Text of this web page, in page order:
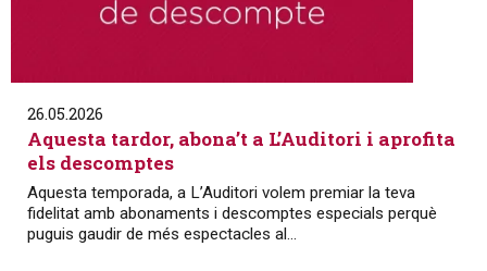
26.05.2026
Aquesta tardor, abona’t a L’Auditori i aprofita
els descomptes
Aquesta temporada, a L’Auditori volem premiar la teva
fidelitat amb abonaments i descomptes especials perquè
puguis gaudir de més espectacles al...